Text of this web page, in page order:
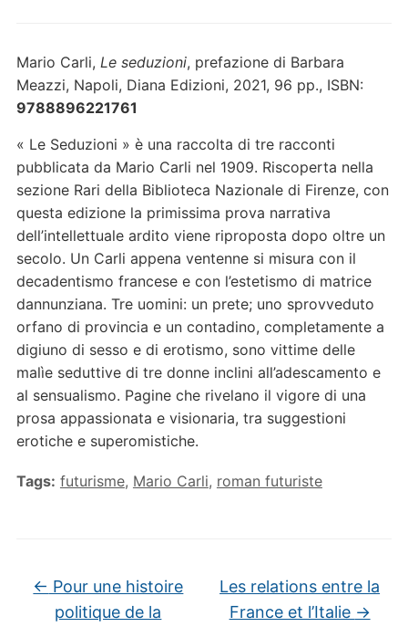
Mario Carli, Le seduzioni, prefazione di Barbara
Meazzi, Napoli, Diana Edizioni, 2021, 96 pp., ISBN:
9788896221761
« Le Seduzioni » è una raccolta di tre racconti
pubblicata da Mario Carli nel 1909. Riscoperta nella
sezione Rari della Biblioteca Nazionale di Firenze, con
questa edizione la primissima prova narrativa
dell’intellettuale ardito viene riproposta dopo oltre un
secolo. Un Carli appena ventenne si misura con il
decadentismo francese e con l’estetismo di matrice
dannunziana. Tre uomini: un prete; uno sprovveduto
orfano di provincia e un contadino, completamente a
digiuno di sesso e di erotismo, sono vittime delle
malìe seduttive di tre donne inclini all’adescamento e
al sensualismo. Pagine che rivelano il vigore di una
prosa appassionata e visionaria, tra suggestioni
erotiche e superomistiche.
Tags: futurisme, Mario Carli, roman futuriste
← Pour une histoire
politique de la
Les relations entre la
France et l’Italie →